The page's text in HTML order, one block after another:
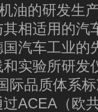
油的研发生
相适用的汽
汽车工业的
实验所研发
际品质体系
ACEA（欧